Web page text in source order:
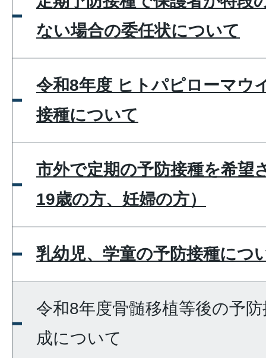
ない場合の委任状について
令和8年度 ヒトパピローマウ
接種について
市外で定期の予防接種を希望
19歳の方、妊婦の方）
乳幼児、学童の予防接種につ
令和8年度骨髄移植等後の予
成について